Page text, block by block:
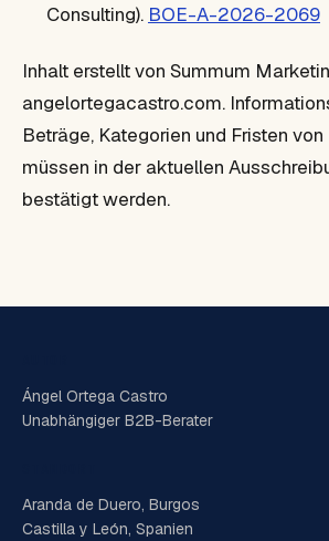
Consulting). BOE-A-2026-2069
Inhalt erstellt von Summum
angelortegacastro.com.
Beträge, Kategorien und Fristen
müssen in der aktuellen
bestätigt werden.
Ángel Ortega Castro
Unabhängiger B2B-Berater
Aranda de Duero, Burgos
Castilla y León, Spanien